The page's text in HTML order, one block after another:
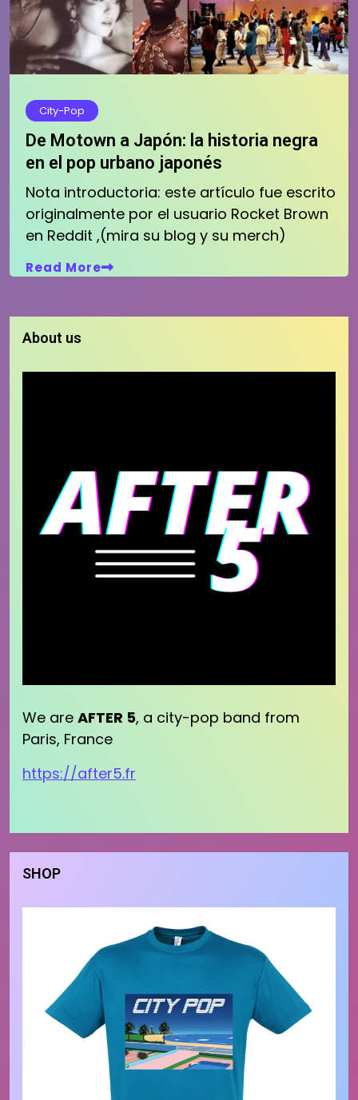
City-Pop
De Motown a Japón: la historia negra
en el pop urbano japonés
Nota introductoria: este artículo fue escrito
originalmente por el usuario Rocket Brown
en Reddit ,(mira su blog y su merch)
Read More
About us
We are AFTER 5, a city-pop band from
Paris, France
https://after5.fr
SHOP